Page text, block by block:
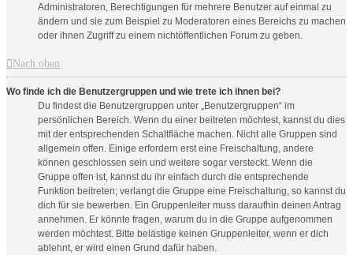
Administratoren, Berechtigungen für mehrere Benutzer auf einmal zu
ändern und sie zum Beispiel zu Moderatoren eines Bereichs zu machen
oder ihnen Zugriff zu einem nichtöffentlichen Forum zu geben.
Nach oben
Wo finde ich die Benutzergruppen und wie trete ich ihnen bei?
Du findest die Benutzergruppen unter „Benutzergruppen“ im
persönlichen Bereich. Wenn du einer beitreten möchtest, kannst du dies
mit der entsprechenden Schaltfläche machen. Nicht alle Gruppen sind
allgemein offen. Einige erfordern erst eine Freischaltung, andere
können geschlossen sein und weitere sogar versteckt. Wenn die
Gruppe offen ist, kannst du ihr einfach durch die entsprechende
Funktion beitreten; verlangt die Gruppe eine Freischaltung, so kannst du
dich für sie bewerben. Ein Gruppenleiter muss daraufhin deinen Antrag
annehmen. Er könnte fragen, warum du in die Gruppe aufgenommen
werden möchtest. Bitte belästige keinen Gruppenleiter, wenn er dich
ablehnt, er wird einen Grund dafür haben.